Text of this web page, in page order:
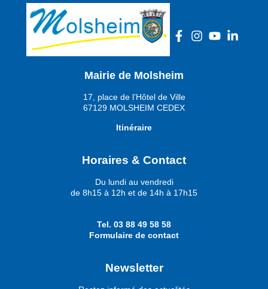
Mairie de Molsheim
17, place de l’Hôtel de Ville
67129 MOLSHEIM CEDEX
Itinéraire
Horaires & Contact
Du lundi au vendredi
de 8h15 à 12h et de 14h à 17h15
Tel. 03 88 49 58 58
Formulaire de contact
Newsletter